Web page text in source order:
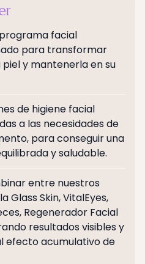
programa facial
para transformar
y mantenerla en su
de higiene facial
a las necesidades de
para conseguir una
y saludable.
entre nuestros
Skin, VitalEyes,
Regenerador Facial
resultados visibles y
efecto acumulativo de